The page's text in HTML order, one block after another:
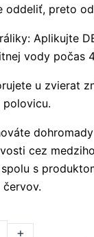
oddeliť, preto
Aplikujte
vody počas
u zvierat
polovicu.
cez
s
+